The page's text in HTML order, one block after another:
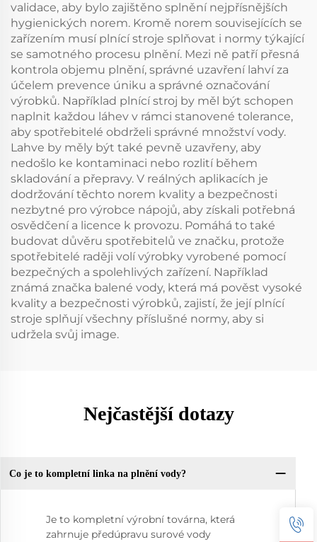
validace, aby bylo zajištěno splnění nejpřísnějších
hygienických norem. Kromě norem souvisejících se
zařízením musí plnící stroje splňovat i normy týkající
se samotného procesu plnění. Mezi ně patří přesná
kontrola objemu plnění, správné uzavření lahví za
účelem prevence úniku a správné označování
výrobků. Například plnící stroj by měl být schopen
naplnit každou láhev v rámci stanovené tolerance,
aby spotřebitelé obdrželi správné množství vody.
Lahve by měly být také pevně uzavřeny, aby
nedošlo ke kontaminaci nebo rozlití během
skladování a přepravy. V reálných aplikacích je
dodržování těchto norem kvality a bezpečnosti
nezbytné pro výrobce nápojů, aby získali potřebná
osvědčení a licence k provozu. Pomáhá to také
budovat důvěru spotřebitelů ve značku, protože
spotřebitelé raději volí výrobky vyrobené pomocí
bezpečných a spolehlivých zařízení. Například
známá značka balené vody, která má pověst vysoké
kvality a bezpečnosti výrobků, zajistí, že její plnící
stroje splňují všechny příslušné normy, aby si
udržela svůj image.
Nejčastější dotazy
Co je to kompletní linka na plnění vody?
Je to kompletní výrobní továrna, která
zahrnuje předúpravu surové vody